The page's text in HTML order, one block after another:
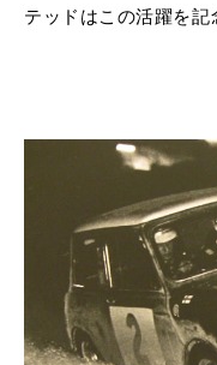
テッド はこの活躍を記